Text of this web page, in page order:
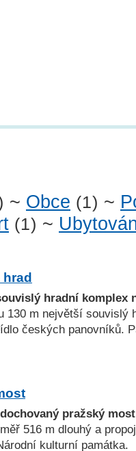
~ Obce (1) ~
(1) ~
hrad
hradní komplex
130 m největší souvislý
českých panovníků.
pražský
516 m dlouhý a
kulturní památka.